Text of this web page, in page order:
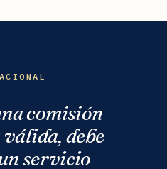
comisión
debe
servicio